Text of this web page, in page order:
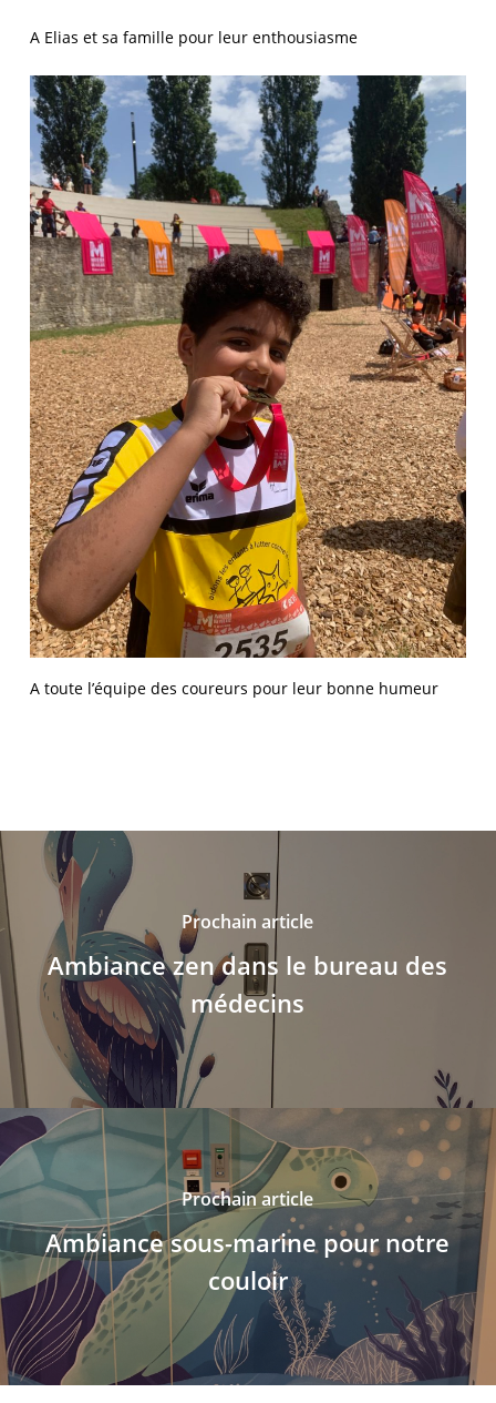
A Elias et sa famille pour leur enthousiasme
A toute l’équipe des coureurs pour leur bonne humeur
Prochain article
Ambiance zen dans le bureau des
médecins
Prochain article
Ambiance sous-marine pour notre
couloir